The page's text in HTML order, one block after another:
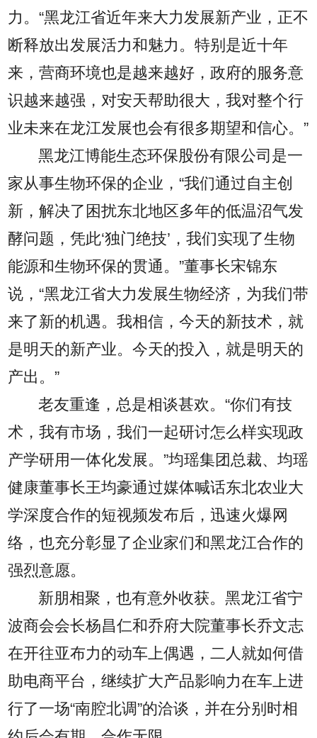
力。“黑龙江省近年来大力发展新产业，正不
断释放出发展活力和魅力。特别是近十年
来，营商环境也是越来越好，政府的服务意
识越来越强，对安天帮助很大，我对整个行
业未来在龙江发展也会有很多期望和信心。”
黑龙江博能生态环保股份有限公司是一
家从事生物环保的企业，“我们通过自主创
新，解决了困扰东北地区多年的低温沼气发
酵问题，凭此‘独门绝技’，我们实现了生物
能源和生物环保的贯通。”董事长宋锦东
说，“黑龙江省大力发展生物经济，为我们带
来了新的机遇。我相信，今天的新技术，就
是明天的新产业。今天的投入，就是明天的
产出。”
老友重逢，总是相谈甚欢。“你们有技
术，我有市场，我们一起研讨怎么样实现政
产学研用一体化发展。”均瑶集团总裁、均瑶
健康董事长王均豪通过媒体喊话东北农业大
学深度合作的短视频发布后，迅速火爆网
络，也充分彰显了企业家们和黑龙江合作的
强烈意愿。
新朋相聚，也有意外收获。黑龙江省宁
波商会会长杨昌仁和乔府大院董事长乔文志
在开往亚布力的动车上偶遇，二人就如何借
助电商平台，继续扩大产品影响力在车上进
行了一场“南腔北调”的洽谈，并在分别时相